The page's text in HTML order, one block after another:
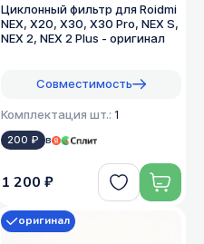
Циклонный фильтр для Roidmi
NEX, X20, X30, X30 Pro, NEX S,
NEX 2, NEX 2 Plus - оригинал
Совместимость
Комплектация шт.: 1
200 ₽ в
1 200 ₽
оригинал